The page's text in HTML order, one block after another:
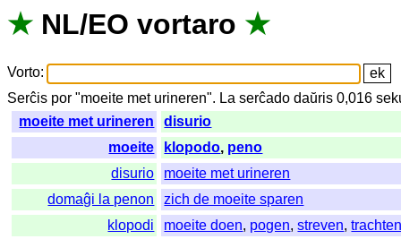
★ NL/EO vortaro ★
Vorto:
Serĉis por "moeite met urineren". La serĉado daŭris 0,016
moeite met urineren
disurio
moeite
klopodo, peno
disurio
moeite met urineren
domaĝi la penon
zich de moeite sparen
klopodi
moeite doen, pogen,streven,trachten